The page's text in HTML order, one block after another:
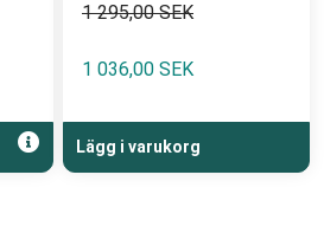
1 295,00 SEK
1 036,00 SEK
Lägg i varukorg